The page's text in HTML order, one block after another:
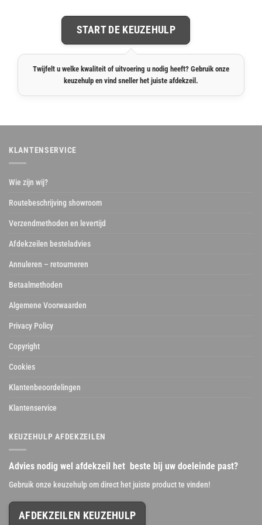
START DE KEUZEHULP
Twijfelt u welke kwaliteit of uitvoering u nodig heeft? Gebruik onze
keuzehulp en vind sneller het juiste afdekzeil.
KLANTENSERVICE
Wie zijn wij?
Routebeschrijving showroom
Verzendmethoden en levertijd
Afdekzeilen besteladvies
Annuleren – retourneren
Betaalmethoden
Algemene Voorwaarden
Privacy Policy
Copyright
Cookies
Klantenbeoordelingen
Klantenservice
KEUZEHULP AFDEKZEILEN
Advies nodig wel afdekzeil het beste bij uw doeleinde past?
Gebruik onze keuzehulp om direct het juiste product te vinden!
AFDEKZEILEN KEUZEHULP